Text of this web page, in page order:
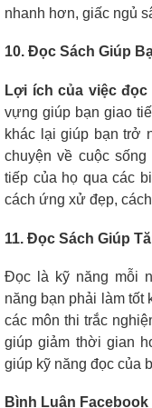
nhanh hơn, giấc ngủ
10. Đọc Sách Giúp
Lợi ích của việc
vựng giúp bạn giao
khác lại giúp bạn trở
chuyện về cuộc
tiếp của họ qua các
cách ứng xử đẹp,
11. Đọc Sách Giúp
Đọc là kỹ năng mỗi
năng bạn phải làm tốt
các môn thi trắc
giúp giảm thời gian
giúp kỹ năng đọc của
Bình Luận Facebook